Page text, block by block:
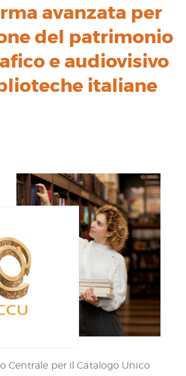
avanzata per
del patrimonio
e audiovisivo
italiane
Centrale per il Catalogo Unico